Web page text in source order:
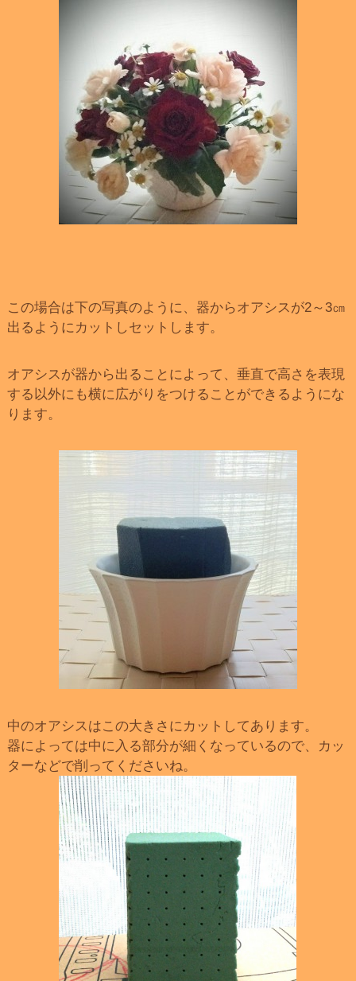
この場合は下の写真のように、器からオアシスが2～3㎝
出るようにカットしセットします。
オアシスが器から出ることによって、垂直で高さを表現
する以外にも横に広がりをつけることができるようにな
ります。
中のオアシスはこの大きさにカットしてあります。
器によっては中に入る部分が細くなっているので、カッ
ターなどで削ってくださいね。